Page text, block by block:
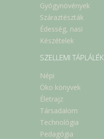
Gyógynövények
Száraztészták
Édesség, nasi
Készételek
SZELLEMI TÁPLÁLÉK
Népi
Öko könyvek
Életrajz
Társadalom
Technológia
Pedagógia